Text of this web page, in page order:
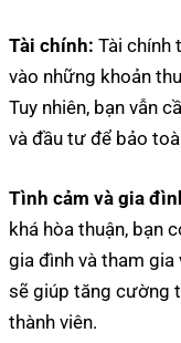
Tài chính: Tài chính
vào những khoản
Tuy nhiên, bạn vẫn
và đầu tư để bảo
Tình cảm và gia
khá hòa thuận, bạn
gia đình và tham
sẽ giúp tăng cường
thành viên.